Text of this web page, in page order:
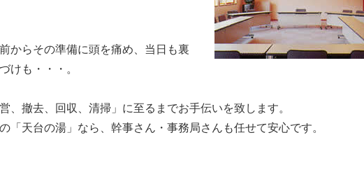
からその準備に頭を痛め、当日も裏
けも・・・。
、撤去、回収、清掃」に至るまでお手伝いを致します。
「天台の湯」なら、幹事さん・事務局さんも任せて安心です。